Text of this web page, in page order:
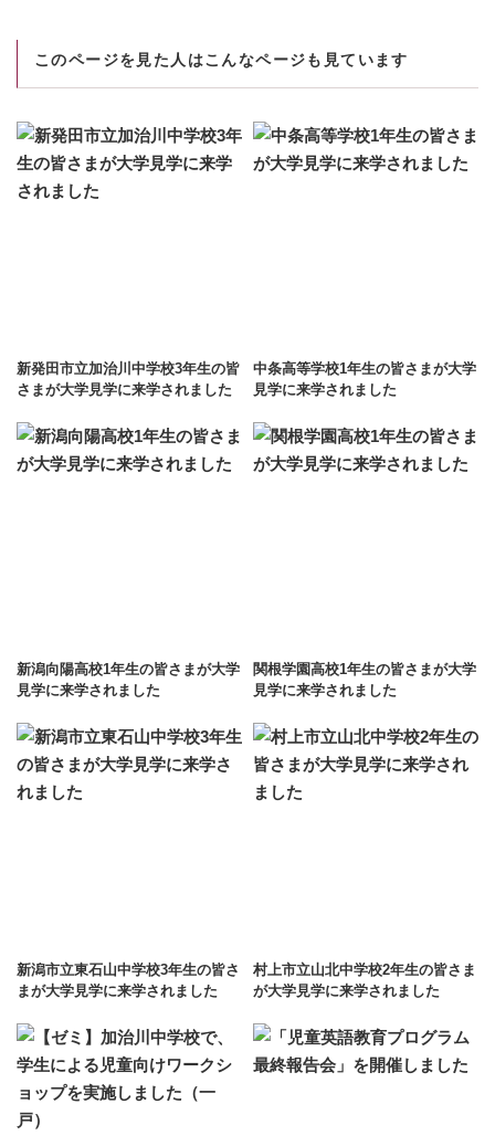
このページを見た人はこんなページも見ています
新発田市立加治川中学校3年生の皆
さまが大学見学に来学されました
中条高等学校1年⽣の皆さまが⼤学
⾒学に来学されました
新潟向陽高校1年生の皆さまが大学
見学に来学されました
関根学園高校1年生の皆さまが大学
見学に来学されました
新潟市立東石山中学校3年⽣の皆さ
まが⼤学⾒学に来学されました
村上市立山北中学校2年⽣の皆さま
が⼤学⾒学に来学されました